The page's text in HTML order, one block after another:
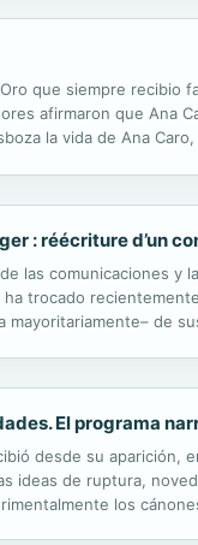
que siempre recibio
afirmaron que Ana
la vida de Ana
: réécriture d’un
las comunicaciones y
trocado
mayoritariamente– de
El programa
desde su
ideas de ruptura,
los